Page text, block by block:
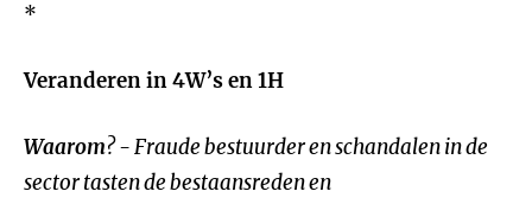
*
Veranderen in 4W’s en 1H
Waarom? - Fraude bestuurder en schandalen in de
sector tasten de bestaansreden en